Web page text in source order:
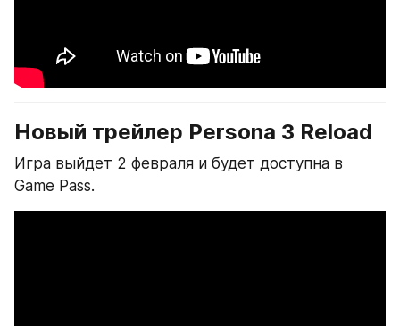
Новый трейлер Persona 3 Reload
Игра выйдет 2 февраля и будет доступна в
Game Pass.